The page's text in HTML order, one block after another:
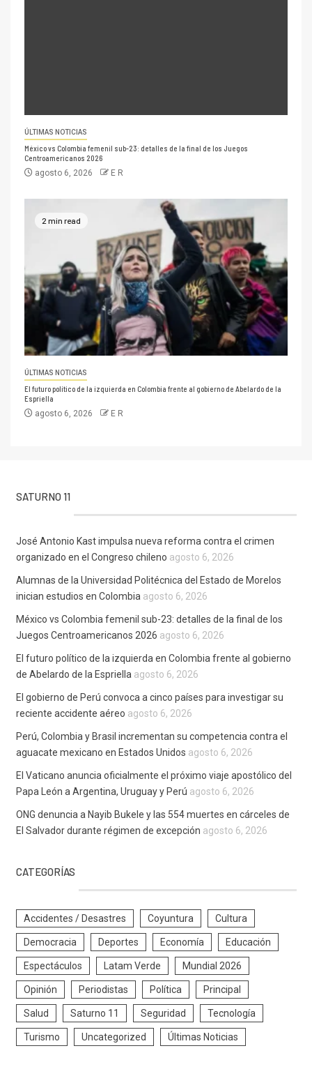
ÚLTIMAS NOTICIAS
México vs Colombia femenil sub-23: detalles de la final de los Juegos
Centroamericanos 2026
agosto 6, 2026 E R
2 min read
ÚLTIMAS NOTICIAS
El futuro político de la izquierda en Colombia frente al gobierno de Abelardo de la
Espriella
agosto 6, 2026 E R
SATURNO 11
José Antonio Kast impulsa nueva reforma contra el crimen
organizado en el Congreso chileno agosto 6, 2026
Alumnas de la Universidad Politécnica del Estado de Morelos
inician estudios en Colombia agosto 6, 2026
México vs Colombia femenil sub-23: detalles de la final de los
Juegos Centroamericanos 2026 agosto 6, 2026
El futuro político de la izquierda en Colombia frente al gobierno
de Abelardo de la Espriella agosto 6, 2026
El gobierno de Perú convoca a cinco países para investigar su
reciente accidente aéreo agosto 6, 2026
Perú, Colombia y Brasil incrementan su competencia contra el
aguacate mexicano en Estados Unidos agosto 6, 2026
El Vaticano anuncia oficialmente el próximo viaje apostólico del
Papa León a Argentina, Uruguay y Perú agosto 6, 2026
ONG denuncia a Nayib Bukele y las 554 muertes en cárceles de
El Salvador durante régimen de excepción agosto 6, 2026
CATEGORÍAS
Accidentes / Desastres Coyuntura Cultura
Democracia Deportes Economía Educación
Espectáculos Latam Verde Mundial 2026
Opinión Periodistas Política Principal
Salud Saturno 11 Seguridad Tecnología
Turismo Uncategorized Últimas Noticias